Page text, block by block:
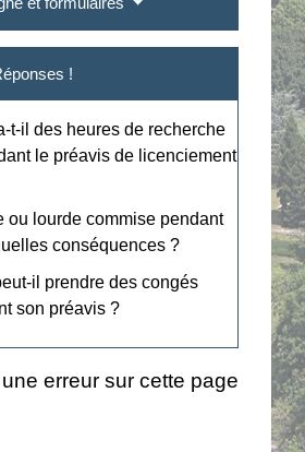
!
t-il des heures de recherche
le préavis de licenciement
ou lourde commise pendant
conséquences ?
il prendre des congés
son préavis ?
erreur sur cette page